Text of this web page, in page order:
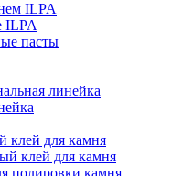
ILPA
ILPA
пасты
линейка
клей для камня
клей для камня
полировки камня